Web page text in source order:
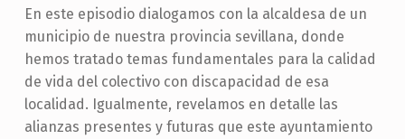
En este episodio dialogamos con la alcaldesa de un
municipio de nuestra provincia sevillana, donde
hemos tratado temas fundamentales para la calidad
de vida del colectivo con discapacidad de esa
localidad. Igualmente, revelamos en detalle las
alianzas presentes y futuras que este ayuntamiento